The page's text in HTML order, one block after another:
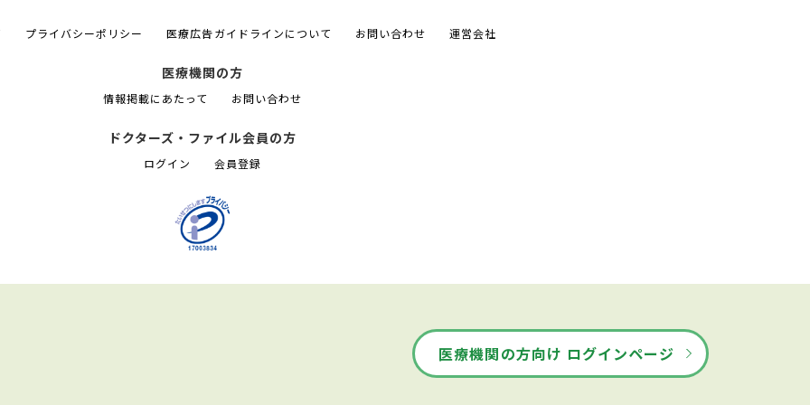
プライバシーポリシー 医療広告ガイドラインについて お問い合わせ 運営会社
医療機関の方
情報掲載にあたって お問い合わせ
ドクターズ・ファイル会員の方
ログイン 会員登録
医療機関の方向け ログインページ